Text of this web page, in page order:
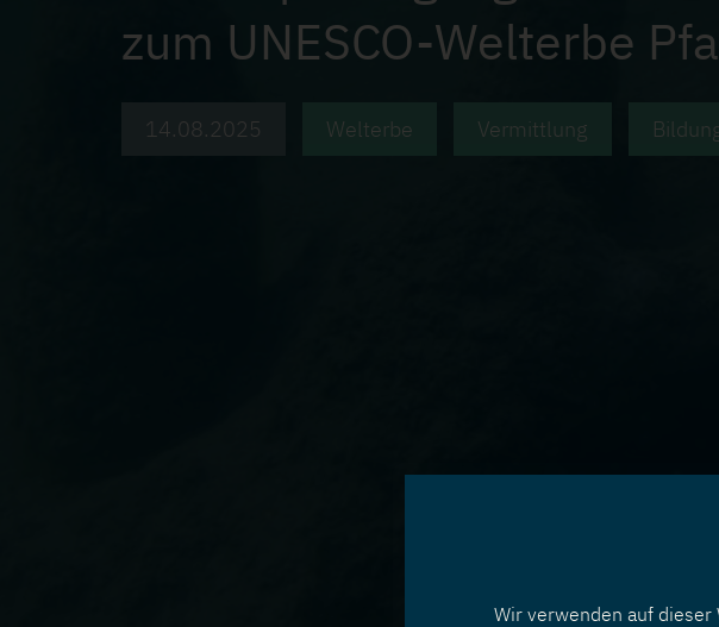
zum UNESCO-Welterbe
14.08.2025 Welterbe Vermittlung
Wir verwenden auf dieser